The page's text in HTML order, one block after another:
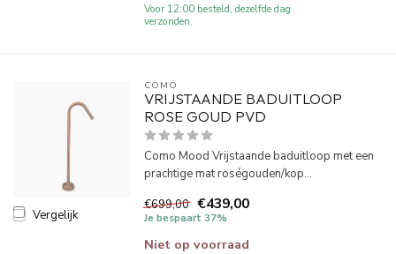
Voor 12:00 besteld, dezelfde dag
verzonden.
Vergelijk
COMO
VRIJSTAANDE BADUITLOOP
ROSE GOUD PVD
Como Mood Vrijstaande baduitloop met een
prachtige mat roségouden/kop...
€699,00 €439,00
Je bespaart 37%
Niet op voorraad